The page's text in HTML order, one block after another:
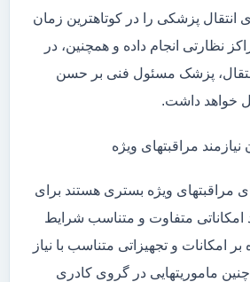
انتقال پزشکی را در کوتاهترین زمان
نظارتی انجام داده و همچنین، در
پزشک مسئول فنی بر حسن
خواهد داشت.
نیازمند مراقبتهای ویژه
مراقبتهای ویژه بستری هستند برای
امکاناتی متفاوت و متناسب شرایط
امکانات و تجهیزاتی متناسب با نیاز
چنین ماموریتهایی در گروی کادری